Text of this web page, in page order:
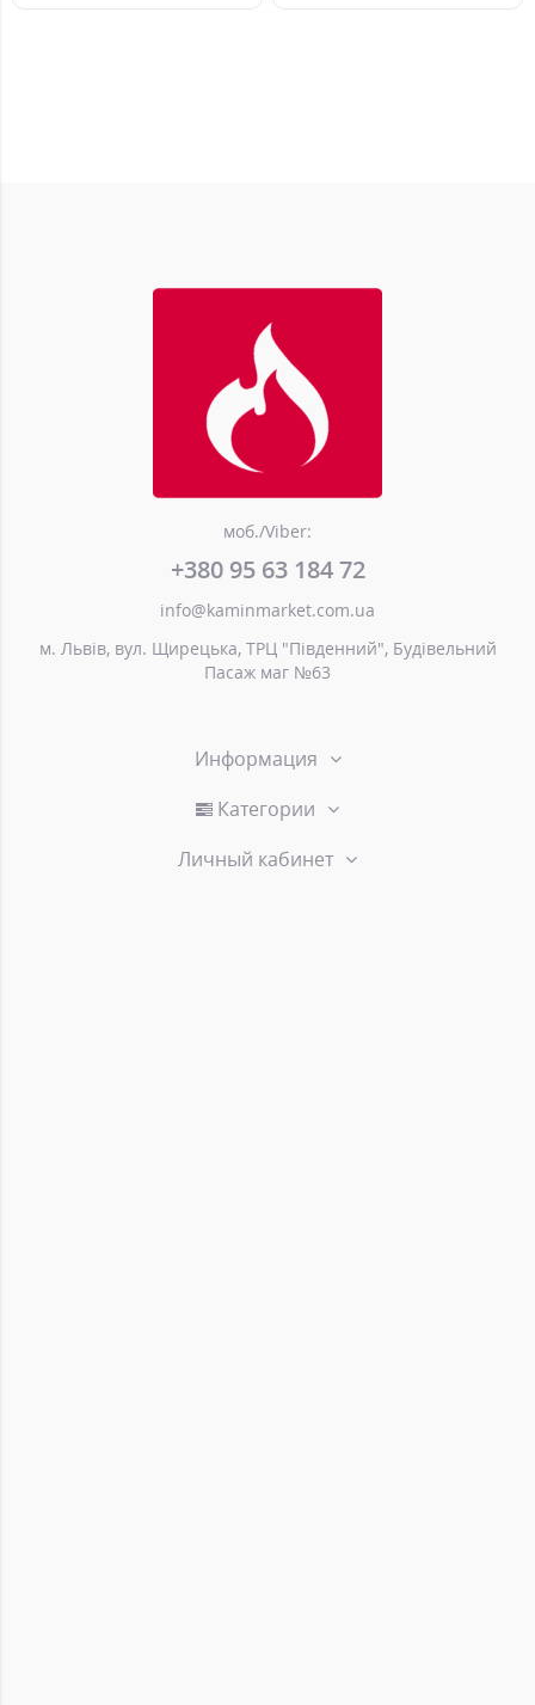
моб./Viber:
+380 95 63 184 72
info@kaminmarket.com.ua
м. Львів, вул. Щирецька, ТРЦ "Південний", Будівельний
Пасаж маг №63
Информация
Категории
Личный кабинет